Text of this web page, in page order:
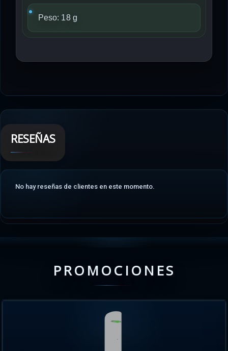
Peso: 18 g
RESEÑAS
No hay reseñas de clientes en este momento.
PROMOCIONES